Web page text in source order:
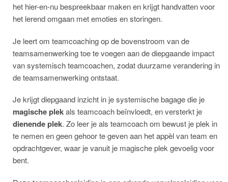
het hier-en-nu bespreekbaar maken en krijgt handvatten voor
het lerend omgaan met emoties en storingen.
Je leert om teamcoaching op de bovenstroom van de
teamsamenwerking toe te voegen aan de diepgaande impact
van systemisch teamcoachen, zodat duurzame verandering in
de teamsamenwerking ontstaat.
Je krijgt diepgaand inzicht in je systemische bagage die je
magische plekals teamcoach beïnvloedt, en versterkt je
dienende plek. Zo leer je als teamcoach om bewust je plek in
te nemen en geen gehoor te geven aan het appèl van team en
opdrachtgever, waar je vanuit je magische plek gevoelig voor
bent.